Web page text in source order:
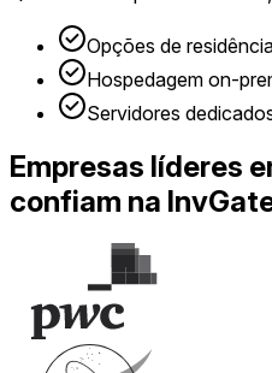
Opções de
Hospedagem on-
Servidores
Empresas líderes
confiam na